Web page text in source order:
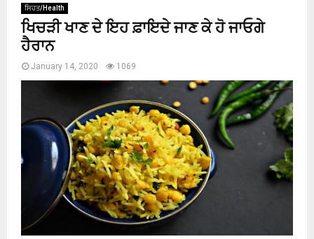
ਸਿਹਤ/Health
ਖਿਚੜੀ ਖਾਣ ਦੇ ਇਹ ਫ਼ਾਇਦੇ ਜਾਣ ਕੇ ਹੋ ਜਾਓਗੇ
ਹੈਰਾਨ
January 14, 2020 1069